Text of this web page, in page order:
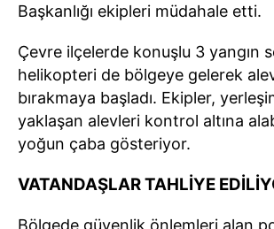
Başkanlığı ekipleri müdahale etti.
Çevre ilçelerde konuşlu 3 yangın
helikopteri de bölgeye gelerek
bırakmaya başladı. Ekipler,
yaklaşan alevleri kontrol altına
yoğun çaba gösteriyor.
VATANDAŞLAR TAHLİYE
Bölgede güvenlik önlemleri alan